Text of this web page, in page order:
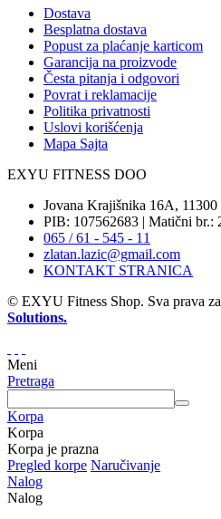
Dostava
Besplatna dostava
Popust za plaćanje karticom
Garancija na proizvode
Česta pitanja i odgovori
Povrat i reklamacije
Politika privatnosti
Uslovi korišćenja
Mapa Sajta
EXYU FITNESS DOO
Jovana Krajišnika 16A, 11300
PIB: 107562683 | Matični br.:
065 / 61 - 545 - 11
zlatan.lazic@gmail.com
KONTAKT STRANICA
© EXYU Fitness Shop. Sva prava
Solutions.
Meni
Pretraga
Korpa
Korpa
Korpa je prazna
Pregled korpe Naručivanje
Nalog
Nalog